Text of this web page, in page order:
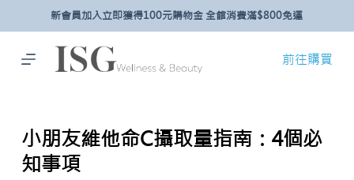
主
新會員加入立即獲得100元購物金 全館消費滿$800免運
前往購買
小朋友維他命C攝取量指南：4個必
知事項